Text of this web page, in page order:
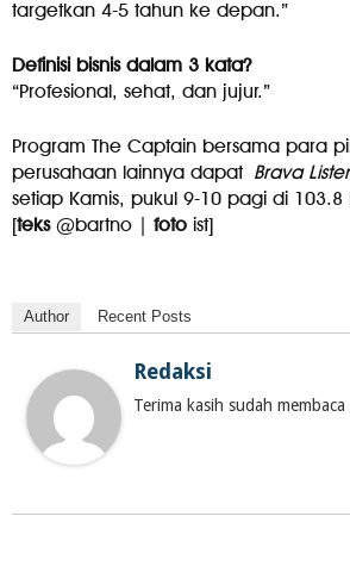
targetkan 4-5 tahun ke depan.”
Definisi bisnis dalam 3 kata?
“Profesional, sehat, dan jujur.”
Program The Captain bersama para
perusahaan lainnya dapat Brava
setiap Kamis, pukul 9-10 pagi di 103.8
[teks@bartno | foto ist]
Author Recent Posts
Redaksi
Terima kasih sudah